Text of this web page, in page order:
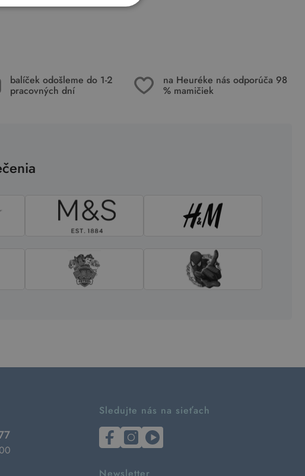
balíček odošleme do 1-2
pracovných dní
na Heuréke nás odporúča 98
% mamičiek
Sledujte nás na sieťach